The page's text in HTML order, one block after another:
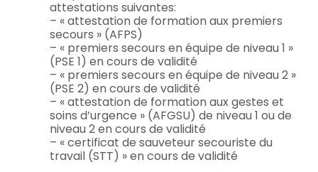
attestations suivantes:
– « attestation de formation aux premiers
secours » (AFPS)
– « premiers secours en équipe de niveau 1 »
(PSE 1) en cours de validité
– « premiers secours en équipe de niveau 2 »
(PSE 2) en cours de validité
– « attestation de formation aux gestes et
soins d’urgence » (AFGSU) de niveau 1 ou de
niveau 2 en cours de validité
– « certificat de sauveteur secouriste du
travail (STT) » en cours de validité